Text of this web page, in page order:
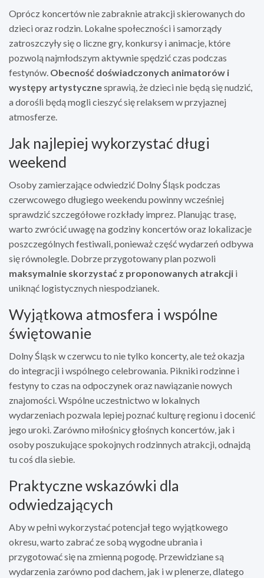
Oprócz koncertów nie zabraknie atrakcji skierowanych do
dzieci oraz rodzin. Lokalne społeczności i samorządy
zatroszczyły się o liczne gry, konkursy i animacje, które
pozwolą najmłodszym aktywnie spędzić czas podczas
festynów. Obecność doświadczonych animatorów i
występy artystycznesprawią, że dzieci nie będą się nudzić,
a dorośli będą mogli cieszyć się relaksem w przyjaznej
atmosferze.
Jak najlepiej wykorzystać długi
weekend
Osoby zamierzające odwiedzić Dolny Śląsk podczas
czerwcowego długiego weekendu powinny wcześniej
sprawdzić szczegółowe rozkłady imprez. Planując trasę,
warto zwrócić uwagę na godziny koncertów oraz lokalizacje
poszczególnych festiwali, ponieważ część wydarzeń odbywa
się równolegle. Dobrze przygotowany plan pozwoli
maksymalnie skorzystać z proponowanych atrakcji i
uniknąć logistycznych niespodzianek.
Wyjątkowa atmosfera i wspólne
świętowanie
Dolny Śląsk w czerwcu to nie tylko koncerty, ale też okazja
do integracji i wspólnego celebrowania. Pikniki rodzinne i
festyny to czas na odpoczynek oraz nawiązanie nowych
znajomości. Wspólne uczestnictwo w lokalnych
wydarzeniach pozwala lepiej poznać kulturę regionu i docenić
jego uroki. Zarówno miłośnicy głośnych koncertów, jak i
osoby poszukujące spokojnych rodzinnych atrakcji, odnajdą
tu coś dla siebie.
Praktyczne wskazówki dla
odwiedzających
Aby w pełni wykorzystać potencjał tego wyjątkowego
okresu, warto zabrać ze sobą wygodne ubrania i
przygotować się na zmienną pogodę. Przewidziane są
wydarzenia zarówno pod dachem, jak i w plenerze, dlatego